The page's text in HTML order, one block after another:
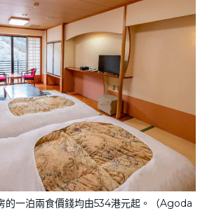
的一泊兩食價錢均由534港元起。（Agoda